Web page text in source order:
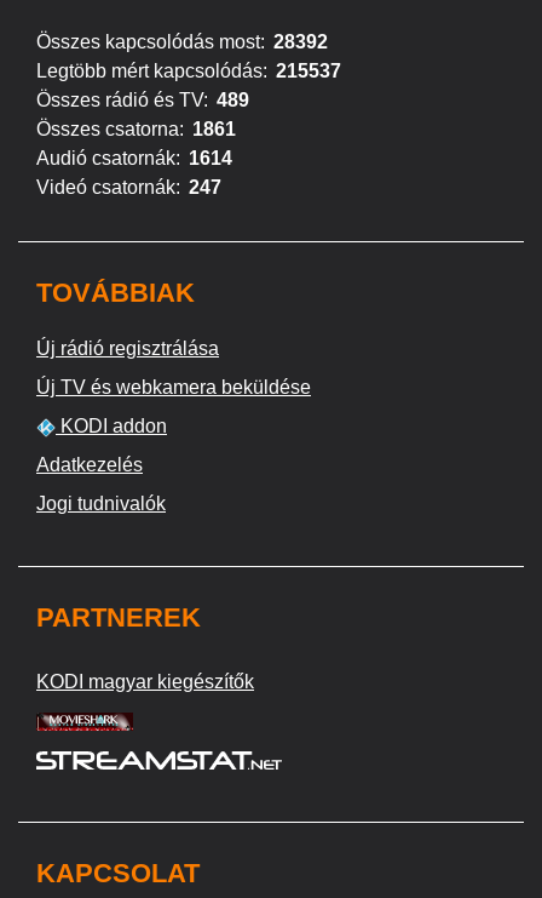
Összes kapcsolódás most: 28392
Legtöbb mért kapcsolódás: 215537
Összes rádió és TV: 489
Összes csatorna: 1861
Audió csatornák: 1614
Videó csatornák: 247
TOVÁBBIAK
Új rádió regisztrálása
Új TV és webkamera beküldése
KODI addon
Adatkezelés
Jogi tudnivalók
PARTNEREK
KODI magyar kiegészítők
KAPCSOLAT